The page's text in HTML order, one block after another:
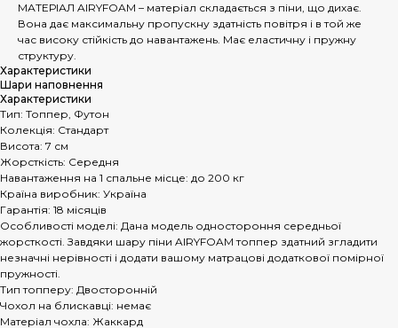
МАТЕРІАЛ AIRYFOAM – матеріал складається з піни, що дихає.
Вона дає максимальну пропускну здатність повітря і в той же
час високу стійкість до навантажень. Має еластичну і пружну
структуру.
Характеристики
Шари наповнення
Характеристики
Тип: Топпер, Футон
Колекція: Стандарт
Висота: 7 см
Жорсткість: Середня
Навантаження на 1 спальне місце: до 200 кг
Країна виробник: Україна
Гарантія: 18 місяців
Особливості моделі: Дана модель одностороння середньої
жорсткості. Завдяки шару піни AIRYFOAM топпер здатний згладити
незначні нерівності і додати вашому матрацові додаткової помірної
пружності.
Тип топперу: Двосторонній
Чохол на блискавці: немає
Матеріал чохла: Жаккард